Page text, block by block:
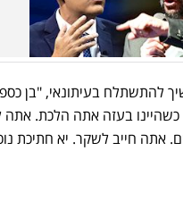
להתשתלח בעיתונאי, "בן
כשהיינו בעזה אתה הלכת.
אתה חייב לשקר. יא חתיכת